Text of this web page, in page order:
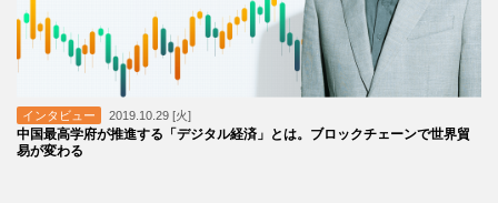
インタビュー 2019.10.29 [火]
中国最高学府が推進する「デジタル経済」とは。ブロックチェーンで世界貿
易が変わる